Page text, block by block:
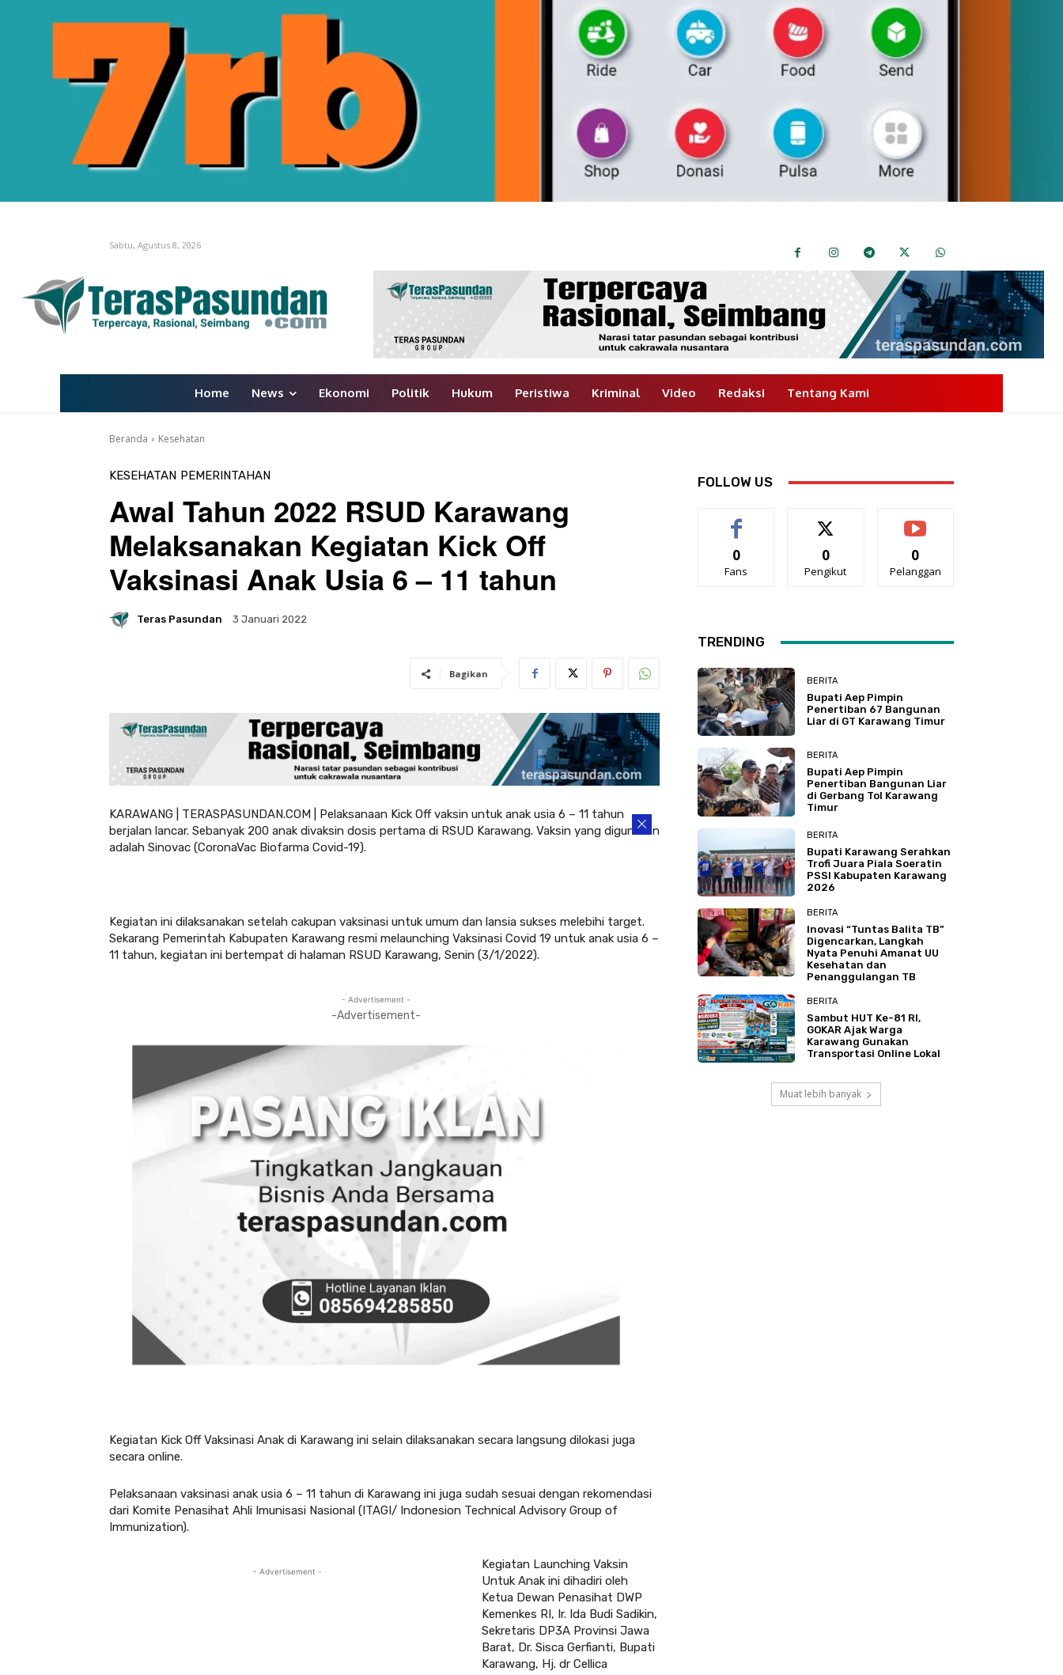
Sabtu, Agustus 8, 2026
Home News Ekonomi Politik Hukum Peristiwa Kriminal Video Redaksi Tentang Kami
Beranda Kesehatan
KESEHATAN PEMERINTAHAN
Awal Tahun 2022 RSUD Karawang
Melaksanakan Kegiatan Kick Off
Vaksinasi Anak Usia 6 – 11 tahun
Teras Pasundan 3 Januari 2022
Bagikan
KARAWANG | TERASPASUNDAN.COM | Pelaksanaan Kick Off vaksin untuk anak usia 6 – 11 tahun
berjalan lancar. Sebanyak 200 anak divaksin dosis pertama di RSUD Karawang. Vaksin yang digunakan
adalah Sinovac (CoronaVac Biofarma Covid-19).
Kegiatan ini dilaksanakan setelah cakupan vaksinasi untuk umum dan lansia sukses melebihi target.
Sekarang Pemerintah Kabupaten Karawang resmi melaunching Vaksinasi Covid 19 untuk anak usia 6 –
11 tahun, kegiatan ini bertempat di halaman RSUD Karawang, Senin (3/1/2022).
- Advertisement -
-Advertisement-
Kegiatan Kick Off Vaksinasi Anak di Karawang ini selain dilaksanakan secara langsung dilokasi juga
secara online.
Pelaksanaan vaksinasi anak usia 6 – 11 tahun di Karawang ini juga sudah sesuai dengan rekomendasi
dari Komite Penasihat Ahli Imunisasi Nasional (ITAGI/ Indonesion Technical Advisory Group of
Immunization).
- Advertisement -
Kegiatan Launching Vaksin
Untuk Anak ini dihadiri oleh
Ketua Dewan Penasihat DWP
Kemenkes RI, Ir. Ida Budi Sadikin,
Sekretaris DP3A Provinsi Jawa
Barat, Dr. Sisca Gerfianti, Bupati
Karawang, Hj. dr Cellica
FOLLOW US
0
Fans
0
Pengikut
0
Pelanggan
TRENDING
BERITA
Bupati Aep Pimpin
Penertiban 67 Bangunan
Liar di GT Karawang Timur
BERITA
Bupati Aep Pimpin
Penertiban Bangunan Liar
di Gerbang Tol Karawang
Timur
BERITA
Bupati Karawang Serahkan
Trofi Juara Piala Soeratin
PSSI Kabupaten Karawang
2026
BERITA
Inovasi “Tuntas Balita TB”
Digencarkan, Langkah
Nyata Penuhi Amanat UU
Kesehatan dan
Penanggulangan TB
BERITA
Sambut HUT Ke-81 RI,
GOKAR Ajak Warga
Karawang Gunakan
Transportasi Online Lokal
Muat lebih banyak